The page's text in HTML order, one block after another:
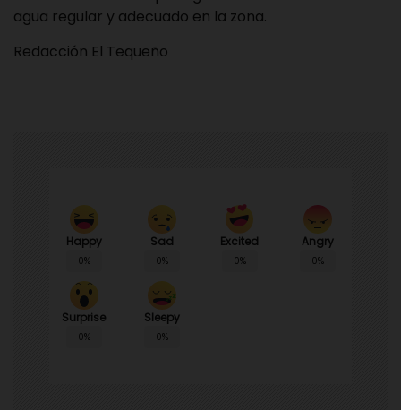
agua regular y adecuado en la zona.
Redacción El Tequeño
Happy
0%
Sad
0%
Excited
0%
Angry
0%
Surprise
0%
Sleepy
0%